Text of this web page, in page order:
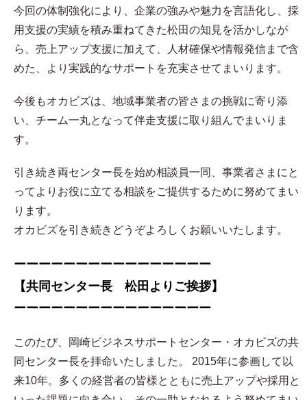
今回の体制強化により、企業の強みや魅力を言語化し、採
用支援の実績を積み重ねてきた松田の知見を活かしなが
ら、売上アップ支援に加えて、人材確保や情報発信まで含
めた、より実践的なサポートを充実させてまいります。
今後もオカビズは、地域事業者の皆さまの挑戦に寄り添
い、チーム一丸となって伴走支援に取り組んでまいりま
す。
引き続き両センター長を始め相談員一同、事業者さまにと
ってよりお役に立てる相談をご提供するために努めてまい
ります。
オカビズを引き続きどうぞよろしくお願いいたします。
ーーーーーーーーーーーーーーーー
【共同センター長 松田よりご挨拶】
ーーーーーーーーーーーーーーーー
このたび、岡崎ビジネスサポートセンター・オカビズの共
同センター長を拝命いたしました。 2015年に参画して以
来10年。多くの経営者の皆様とともに売上アップや採用と